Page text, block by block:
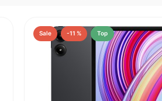
Sale -11 % Top